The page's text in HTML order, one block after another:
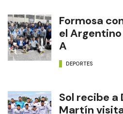
Formosa
el
A
DEPORTES
Sol recibe a
Martín